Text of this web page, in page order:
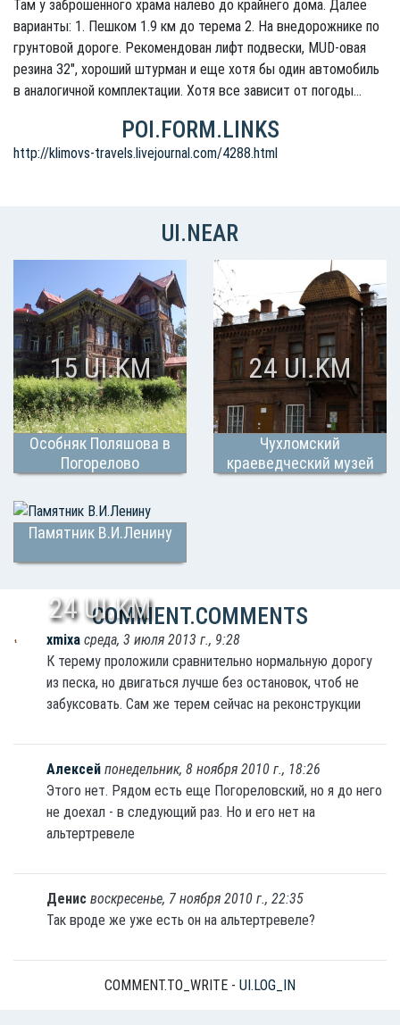
Там у заброшенного храма налево до крайнего дома. Далее
варианты: 1. Пешком 1.9 км до терема 2. На внедорожнике по
грунтовой дороге. Рекомендован лифт подвески, MUD-овая
резина 32", хороший штурман и еще хотя бы один автомобиль
в аналогичной комплектации. Хотя все зависит от погоды...
POI.FORM.LINKS
http://klimovs-travels.livejournal.com/4288.html
UI.NEAR
Особняк Поляшова в
Погорелово
15 UI.KM
Чухломский
краеведческий музей
24 UI.KM
Памятник В.И.Ленину
24 UI.KM
COMMENT.COMMENTS
xmixaсреда, 3 июля 2013 г., 9:28
К терему проложили сравнительно нормальную дорогу
из песка, но двигаться лучше без остановок, чтоб не
забуксовать. Сам же терем сейчас на реконструкции
Алексей понедельник, 8 ноября 2010 г., 18:26
Этого нет. Рядом есть еще Погореловский, но я до него
не доехал - в следующий раз. Но и его нет на
альтертревеле
Денисвоскресенье, 7 ноября 2010 г., 22:35
Так вроде же уже есть он на альтертревеле?
COMMENT.TO_WRITE - UI.LOG_IN